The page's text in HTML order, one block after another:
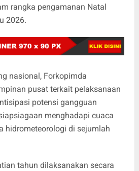
rangka pengamanan Natal
2026.
nasional, Forkopimda
pusat terkait pelaksanaan
potensi gangguan
menghadapi cuaca
hidrometeorologi di sejumlah
tahun dilaksanakan secara